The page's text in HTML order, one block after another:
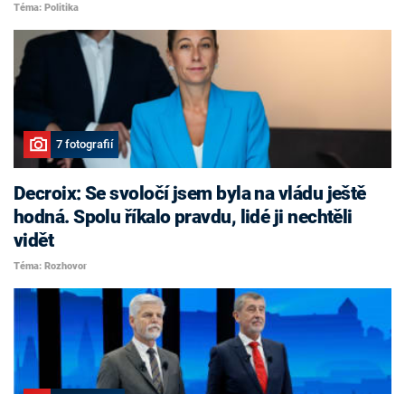
Téma: Politika
7 fotografií
Decroix: Se svoločí jsem byla na vládu ještě
hodná. Spolu říkalo pravdu, lidé ji nechtěli
vidět
Téma: Rozhovor